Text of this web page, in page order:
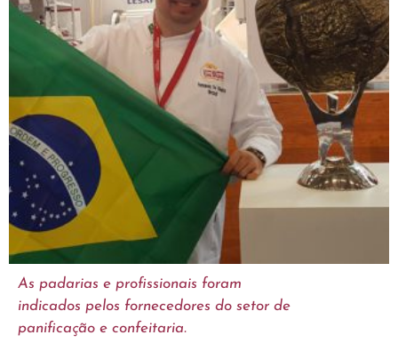
As padarias e profissionais foram
indicados pelos fornecedores do setor de
panificação e confeitaria.